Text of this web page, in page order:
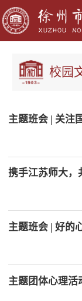
校园
主题班会 | 关注
携手江苏师大，
主题班会 | 好的
主题团体心理活